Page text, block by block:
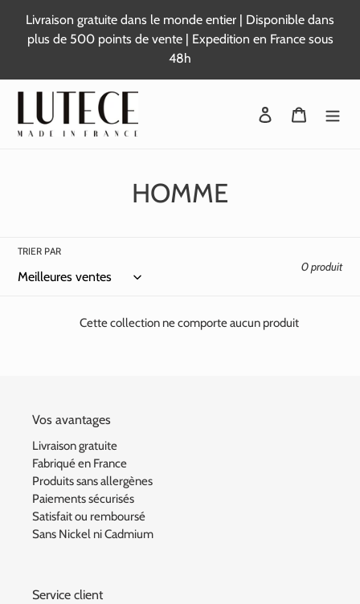
contenu
Livraison gratuite dans le monde entier | Disponible dans
plus de 500 points de vente | Expedition en France sous
48h
Se connecter
Panier
C
l
e
n
:
HOMME
TRIER PAR
0 produit
Cette collection ne comporte aucun produit
Vos avantages
Livraison gratuite
Fabriqué en France
Produits sans allergènes
Paiements sécurisés
Satisfait ou remboursé
Sans Nickel ni Cadmium
Service client